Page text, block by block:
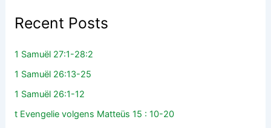
Recent Posts
1 Samuël 27:1-28:2
1 Samuël 26:13-25
1 Samuël 26:1-12
t Evengelie volgens Matteüs 15 : 10-20